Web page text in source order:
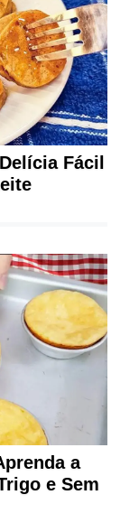
Fácil
a
e Sem